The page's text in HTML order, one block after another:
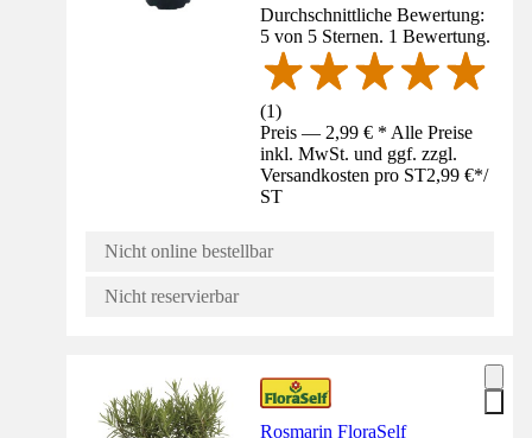
Durchschnittliche Bewertung:
5 von 5 Sternen. 1 Bewertung.
(1)
Preis — 2,99 € * Alle Preise
inkl. MwSt. und ggf. zzgl.
Versandkosten pro ST2,99 €*/
ST
Nicht online bestellbar
Nicht reservierbar
Rosmarin FloraSelf